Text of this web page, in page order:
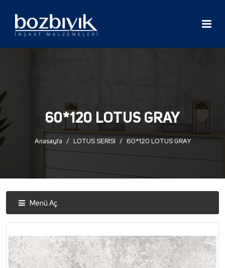
60*120 LOTUS GRAY
Anasayfa LOTUS SERİSİ 60*120 LOTUS GRAY
Menü Aç